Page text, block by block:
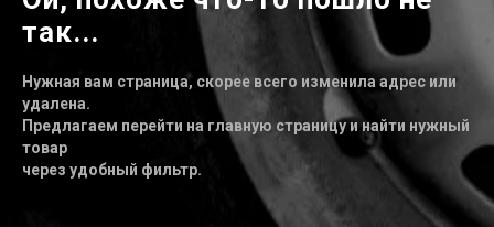
так...
Нужная вам страница, скорее всего изменила адрес или
удалена.
Предлагаем перейти на главную страницу и найти нужный
товар
через удобный фильтр.